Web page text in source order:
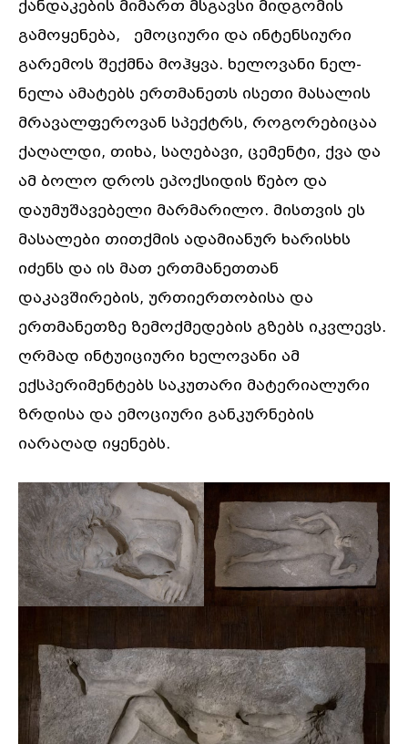
ქანდაკების მიმართ მსგავსი მიდგომის
გამოყენება, ემოციური და ინტენსიური
გარემოს შექმნა მოჰყვა. ხელოვანი ნელ-
ნელა ამატებს ერთმანეთს ისეთი მასალის
მრავალფეროვან სპექტრს, როგორებიცაა
ქაღალდი, თიხა, საღებავი, ცემენტი, ქვა და
ამ ბოლო დროს ეპოქსიდის წებო და
დაუმუშავებელი მარმარილო. მისთვის ეს
მასალები თითქმის ადამიანურ ხარისხს
იძენს და ის მათ ერთმანეთთან
დაკავშირების, ურთიერთობისა და
ერთმანეთზე ზემოქმედების გზებს იკვლევს.
ღრმად ინტუიციური ხელოვანი ამ
ექსპერიმენტებს საკუთარი მატერიალური
ზრდისა და ემოციური განკურნების
იარაღად იყენებს.